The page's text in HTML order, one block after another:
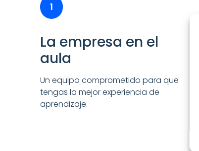
1
La empresa en el
aula
Un equipo comprometido para que
tengas la mejor experiencia de
aprendizaje.